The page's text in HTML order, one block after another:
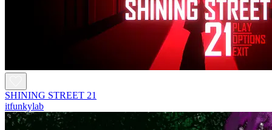
SHINING STREET 21
itfunkylab